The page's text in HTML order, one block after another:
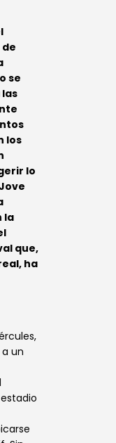
se
los
lo
la
que,
ha
un